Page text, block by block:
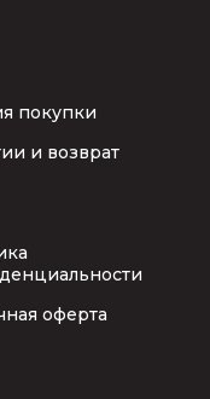
покупки
и возврат
оферта